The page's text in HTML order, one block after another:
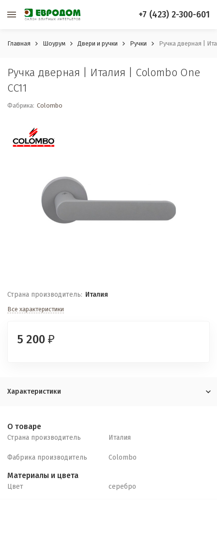
+7 (423) 2-300-601
Главная Шоурум Двери и ручки Ручки Ручка дверная |
Ручка дверная | Италия | Colombo One
CC11
Фабрика: Colombo
Страна производитель: Италия
Все характеристики
5 200 ₽
Характеристики
О товаре
Страна производитель Италия
Фабрика производитель Colombo
Материалы и цвета
Цвет серебро